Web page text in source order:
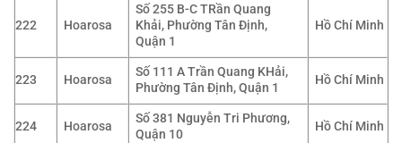
222 Hoarosa
Số 255 B-C TRần Quang
Khải, Phường Tân Định,
Quận 1
Hồ Chí Minh
223 Hoarosa
Số 111 A Trần Quang KHải,
Phường Tân Định, Quận 1
Hồ Chí Minh
224 Hoarosa
Số 381 Nguyễn Tri Phương,
Quận 10
Hồ Chí Minh